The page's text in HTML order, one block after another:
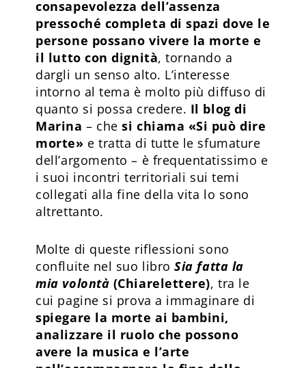
consapevolezza dell’assenza
pressoché completa di spazi dove le
persone possano vivere la morte e
il lutto con dignità, tornando a
dargli un senso alto. L’interesse
intorno al tema è molto più diffuso di
quanto si possa credere. Il blog di
Marina – chesi chiama «Si può dire
morte» e tratta di tutte le sfumature
dell’argomento – è frequentatissimo e
i suoi incontri territoriali sui temi
collegati alla fine della vita lo sono
altrettanto.
Molte di queste riflessioni sono
confluite nel suo libroSia fatta la
mia volontà (Chiarelettere), tra le
cui pagine si prova a immaginare di
spiegare la morte ai bambini,
analizzare il ruolo che possono
avere la musica e l’arte